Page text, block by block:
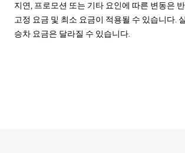
지연, 프로모션 또는 기타 요인에 따른 변동은
고정 요금 및 최소 요금이 적용될 수 있습니다.
승차 요금은 달라질 수 있습니다.